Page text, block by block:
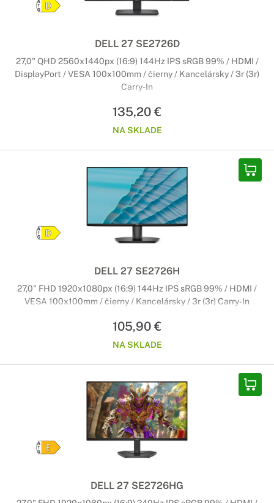
DELL 27 SE2726D
27,0" QHD 2560x1440px (16:9) 144Hz IPS sRGB 99% / HDMI /
DisplayPort / VESA 100x100mm / čierny / Kancelársky / 3r (3r)
Carry-In
135,20 €
NA SKLADE
DELL 27 SE2726H
27,0" FHD 1920x1080px (16:9) 144Hz IPS sRGB 99% / HDMI /
VESA 100x100mm / čierny / Kancelársky / 3r (3r) Carry-In
105,90 €
NA SKLADE
DELL 27 SE2726HG